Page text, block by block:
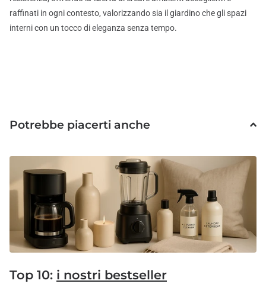
raffinati in ogni contesto, valorizzando sia il giardino che gli spazi
interni con un tocco di eleganza senza tempo.
Potrebbe piacerti anche
Top 10: i nostri bestseller